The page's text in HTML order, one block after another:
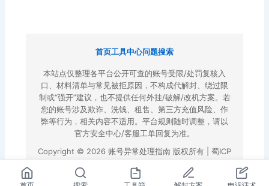
首页工具中心问题搜索
本站点仅整理各平台公开可查的账号受限/处罚复核入
口、材料清单与常见被拒原因，不构成代解封、绕过限
制或“强开”建议，也不提供任何外挂/破解/改机方案。若
您的账号涉及欺诈、洗钱、租售、第三方充值风险、作
弊等行为，相关内容不适用。平台规则随时调整，请以
官方安全中心/客服工单回复为准。
Copyright © 2026 账号异常处理指南 版权所有 | 蜀ICP